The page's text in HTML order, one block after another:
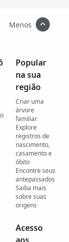
Menos
Popular
na sua
região
Criar uma
árvore
familiar
Explore
registros de
nascimento,
casamento e
óbito
Encontre seus
antepassados
Saiba mais
sobre suas
origens
Acesso